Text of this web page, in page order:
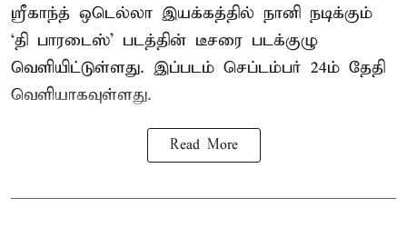
ஸ்ரீகாந்த் ஒடெல்லா இயக்கத்தில் நானி நடிக்கும்
‘தி பாரடைஸ்’ படத்தின் டீசரை படக்குழு
வெளியிட்டுள்ளது. இப்படம் செப்டம்பர் 24ம் தேதி
வெளியாகவுள்ளது.
Read More